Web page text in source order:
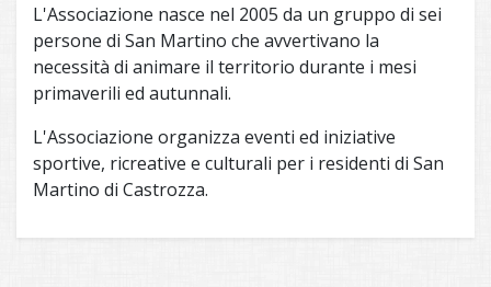
L'Associazione nasce nel 2005 da un gruppo di sei
persone di San Martino che avvertivano la
necessità di animare il territorio durante i mesi
primaverili ed autunnali.
L'Associazione organizza eventi ed iniziative
sportive, ricreative e culturali per i residenti di San
Martino di Castrozza.